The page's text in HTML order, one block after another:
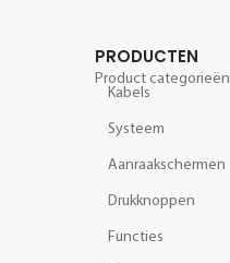
PRODUCTEN
Product categorieën
Kabels
Systeem
Aanraakschermen
Drukknoppen
Functies